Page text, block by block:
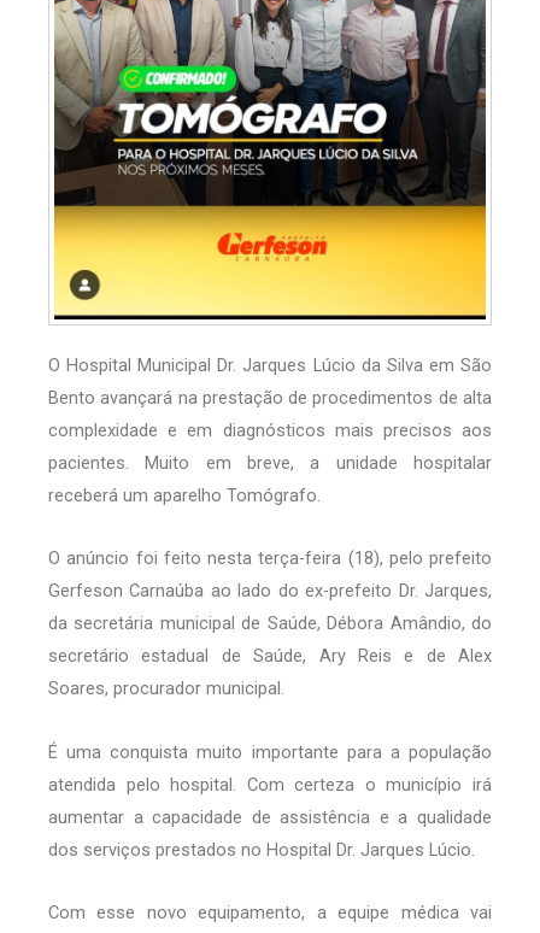
O Hospital Municipal Dr. Jarques Lúcio da Silva em São
Bento avançará na prestação de procedimentos de alta
complexidade e em diagnósticos mais precisos aos
pacientes. Muito em breve, a unidade hospitalar
receberá um aparelho Tomógrafo.
O anúncio foi feito nesta terça-feira (18), pelo prefeito
Gerfeson Carnaúba ao lado do ex-prefeito Dr. Jarques,
da secretária municipal de Saúde, Débora Amândio, do
secretário estadual de Saúde, Ary Reis e de Alex
Soares, procurador municipal.
É uma conquista muito importante para a população
atendida pelo hospital. Com certeza o município irá
aumentar a capacidade de assistência e a qualidade
dos serviços prestados no Hospital Dr. Jarques Lúcio.
Com esse novo equipamento, a equipe médica vai